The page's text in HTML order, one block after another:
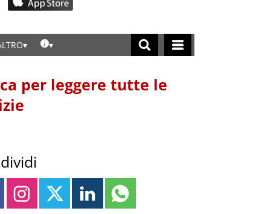
per leggere tutte le